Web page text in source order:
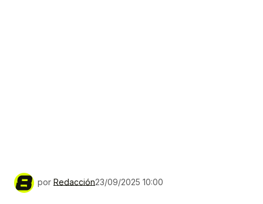
por Redacción23/09/2025 10:00